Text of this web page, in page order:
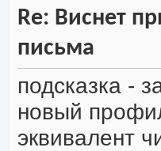
Re: Виснет
письма
подсказка -
новый
эквивалент